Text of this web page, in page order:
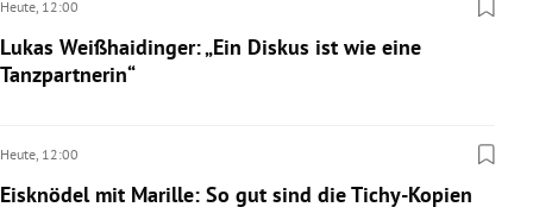
Heute, 12:00
Lukas Weißhaidinger: „Ein Diskus ist wie eine
Tanzpartnerin“
Heute, 12:00
Eisknödel mit Marille: So gut sind die Tichy-Kopien